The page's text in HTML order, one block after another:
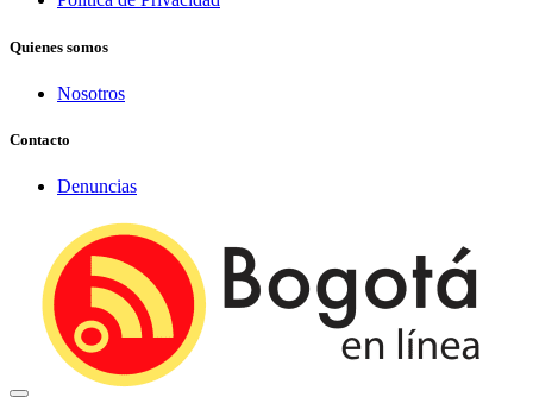
Quienes somos
Nosotros
Contacto
Denuncias